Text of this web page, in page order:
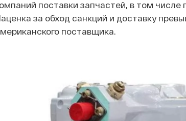
поставки запчастей, в том
за обход санкций и доставку
поставщика.